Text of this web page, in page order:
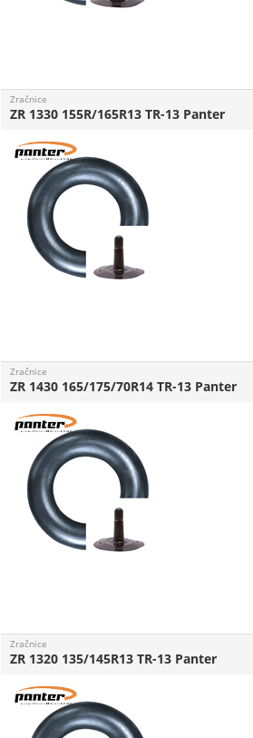
Zračnice
ZR 1330 155R/165R13 TR-13 Panter
Zračnice
ZR 1430 165/175/70R14 TR-13 Panter
Zračnice
ZR 1320 135/145R13 TR-13 Panter